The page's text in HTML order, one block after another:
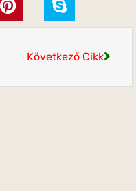
Következő Cikk